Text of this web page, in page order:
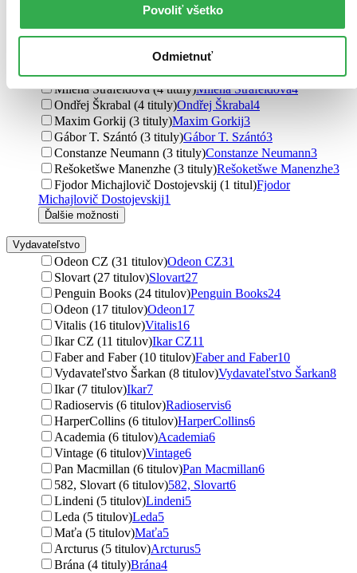
Povoliť všetko
Odmietnuť
Dmitry Glukhovsky (8 titulov)Dmitry Glukhovsky
Vladimír Kolár (4 tituly)Vladimír Kolár4
Alžběta Bublanová (4 tituly)Alžběta Bublanová
Mark Lawrence (4 tituly)Mark Lawrence4
Milena Štráfeldová (4 tituly)Milena Štráfeldová4
Ondřej Škrabal (4 tituly)Ondřej Škrabal4
Maxim Gorkij (3 tituly)Maxim Gorkij3
Gábor T. Szántó (3 tituly)Gábor T. Szántó3
Constanze Neumann (3 tituly)Constanze Neumann3
Rešoketšwe Manenzhe (3 tituly)Rešoketšwe Manenzhe3
Fjodor Michajlovič Dostojevskij (1 titul)Fjodor
Michajlovič Dostojevskij1
Ďalšie možnosti
Vydavateľstvo
Odeon CZ (31 titulov)Odeon CZ31
Slovart (27 titulov)Slovart27
Penguin Books (24 titulov)Penguin Books24
Odeon (17 titulov)Odeon17
Vitalis (16 titulov)Vitalis16
Ikar CZ (11 titulov)Ikar CZ11
Faber and Faber (10 titulov)Faber and Faber10
Vydavateľstvo Šarkan (8 titulov)Vydavateľstvo Šarkan8
Ikar (7 titulov)Ikar7
Radioservis (6 titulov)Radioservis6
HarperCollins (6 titulov)HarperCollins6
Academia (6 titulov)Academia6
Vintage (6 titulov)Vintage6
Pan Macmillan (6 titulov)Pan Macmillan6
582, Slovart (6 titulov)582, Slovart6
Lindeni (5 titulov)Lindeni5
Leda (5 titulov)Leda5
Maťa (5 titulov)Maťa5
Arcturus (5 titulov)Arcturus5
Brána (4 tituly)Brána4